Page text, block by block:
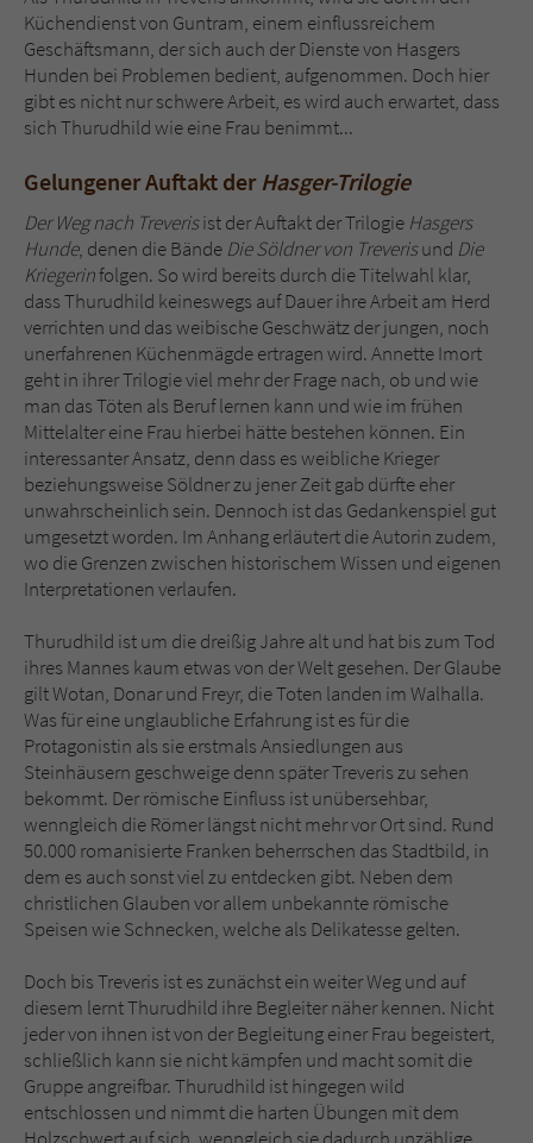
Küchendienst von Guntram, einem einflussreichem
Geschäftsmann, der sich auch der Dienste von Hasgers
Hunden bei Problemen bedient, aufgenommen. Doch hier
gibt es nicht nur schwere Arbeit, es wird auch erwartet, dass
sich Thurudhild wie eine Frau benimmt...
Gelungener Auftakt der Hasger-Trilogie
Der Weg nach Treverisist der Auftakt der Trilogie Hasgers
Hunde, denen die Bände Die Söldner von Treverisund Die
Kriegerinfolgen. So wird bereits durch die Titelwahl klar,
dass Thurudhild keineswegs auf Dauer ihre Arbeit am Herd
verrichten und das weibische Geschwätz der jungen, noch
unerfahrenen Küchenmägde ertragen wird. Annette Imort
geht in ihrer Trilogie viel mehr der Frage nach, ob und wie
man das Töten als Beruf lernen kann und wie im frühen
Mittelalter eine Frau hierbei hätte bestehen können. Ein
interessanter Ansatz, denn dass es weibliche Krieger
beziehungsweise Söldner zu jener Zeit gab dürfte eher
unwahrscheinlich sein. Dennoch ist das Gedankenspiel gut
umgesetzt worden. Im Anhang erläutert die Autorin zudem,
wo die Grenzen zwischen historischem Wissen und eigenen
Interpretationen verlaufen.
Thurudhild ist um die dreißig Jahre alt und hat bis zum Tod
ihres Mannes kaum etwas von der Welt gesehen. Der Glaube
gilt Wotan, Donar und Freyr, die Toten landen im Walhalla.
Was für eine unglaubliche Erfahrung ist es für die
Protagonistin als sie erstmals Ansiedlungen aus
Steinhäusern geschweige denn später Treveris zu sehen
bekommt. Der römische Einfluss ist unübersehbar,
wenngleich die Römer längst nicht mehr vor Ort sind. Rund
50.000 romanisierte Franken beherrschen das Stadtbild, in
dem es auch sonst viel zu entdecken gibt. Neben dem
christlichen Glauben vor allem unbekannte römische
Speisen wie Schnecken, welche als Delikatesse gelten.
Doch bis Treveris ist es zunächst ein weiter Weg und auf
diesem lernt Thurudhild ihre Begleiter näher kennen. Nicht
jeder von ihnen ist von der Begleitung einer Frau begeistert,
schließlich kann sie nicht kämpfen und macht somit die
Gruppe angreifbar. Thurudhild ist hingegen wild
entschlossen und nimmt die harten Übungen mit dem